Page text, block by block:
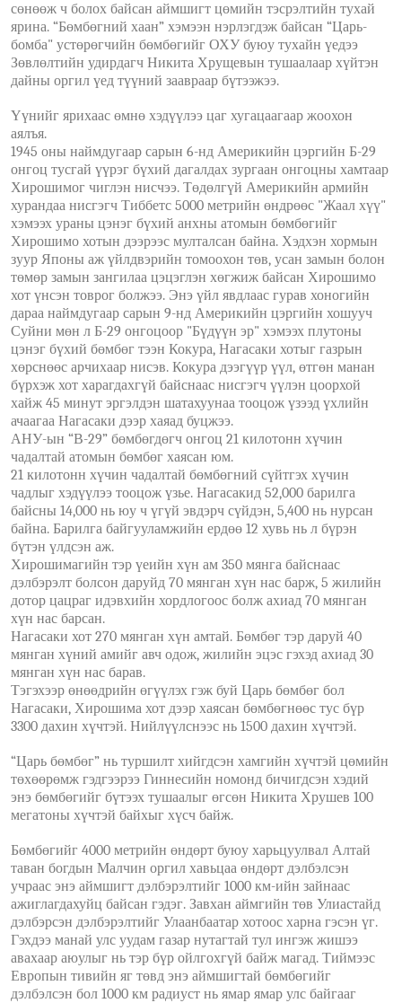
сөнөөж ч болох байсан аймшигт цөмийн тэсрэлтийн тухай
ярина. “Бөмбөгний хаан” хэмээн нэрлэгдэж байсан “Царь-
бомба" устөрөгчийн бөмбөгийг ОХУ буюу тухайн үедээ
Зөвлөлтийн удирдагч Никита Хрущевын тушаалаар хүйтэн
дайны оргил үед түүний заавраар бүтээжээ.
Үүнийг ярихаас өмнө хэдүүлээ цаг хугацаагаар жоохон
аялъя.
1945 оны наймдугаар сарын 6-нд Америкийн цэргийн Б-29
онгоц тусгай үүрэг бүхий дагалдах зургаан онгоцны хамтаар
Хирошимог чиглэн нисчээ. Төдөлгүй Америкийн армийн
хурандаа нисгэгч Тиббетс 5000 метрийн өндрөөс "Жаал хүү"
хэмээх ураны цэнэг бүхий анхны атомын бөмбөгийг
Хирошимо хотын дээрээс мулталсан байна. Хэдхэн хормын
зуур Японы аж үйлдвэрийн томоохон төв, усан замын болон
төмөр замын зангилаа цэцэглэн хөгжиж байсан Хирошимо
хот үнсэн товрог болжээ. Энэ үйл явдлаас гурав хоногийн
дараа наймдугаар сарын 9-нд Америкийн цэргийн хошууч
Суйни мөн л Б-29 онгоцоор "Бүдүүн эр" хэмээх плутоны
цэнэг бүхий бөмбөг тээн Кокура, Нагасаки хотыг газрын
хөрснөөс арчихаар нисэв. Кокура дээгүүр үүл, өтгөн манан
бүрхэж хот харагдахгүй байснаас нисгэгч үүлэн цоорхой
хайж 45 минут эргэлдэн шатахуунаа тооцож үзээд үхлийн
ачаагаа Нагасаки дээр хаяад буцжээ.
АНУ-ын “В-29” бөмбөгдөгч онгоц 21 килотонн хүчин
чадалтай атомын бөмбөг хаясан юм.
21 килотонн хүчин чадалтай бөмбөгний сүйтгэх хүчин
чадлыг хэдүүлээ тооцож үзье. Нагасакид 52,000 барилга
байсны 14,000 нь юу ч үгүй эвдэрч сүйдэн, 5,400 нь нурсан
байна. Барилга байгууламжийн ердөө 12 хувь нь л бүрэн
бүтэн үлдсэн аж.
Хирошимагийн тэр үеийн хүн ам 350 мянга байснаас
дэлбэрэлт болсон даруйд 70 мянган хүн нас барж, 5 жилийн
дотор цацраг идэвхийн хордлогоос болж ахиад 70 мянган
хүн нас барсан.
Нагасаки хот 270 мянган хүн амтай. Бөмбөг тэр даруй 40
мянган хүний амийг авч одож, жилийн эцэс гэхэд ахиад 30
мянган хүн нас барав.
Тэгэхээр өнөөдрийн өгүүлэх гэж буй Царь бөмбөг бол
Нагасаки, Хирошима хот дээр хаясан бөмбөгнөөс тус бүр
3300 дахин хүчтэй. Нийлүүлснээс нь 1500 дахин хүчтэй.
“Царь бөмбөг” нь туршилт хийгдсэн хамгийн хүчтэй цөмийн
төхөөрөмж гэдгээрээ Гиннесийн номонд бичигдсэн хэдий
энэ бөмбөгийг бүтээх тушаалыг өгсөн Никита Хрушев 100
мегатоны хүчтэй байхыг хүсч байж.
Бөмбөгийг 4000 метрийн өндөрт буюу харьцуулвал Алтай
таван богдын Малчин оргил хавьцаа өндөрт дэлбэлсэн
учраас энэ аймшигт дэлбэрэлтийг 1000 км-ийн зайнаас
ажиглагдахуйц байсан гэдэг. Завхан аймгийн төв Улиастайд
дэлбэрсэн дэлбэрэлтийг Улаанбаатар хотоос харна гэсэн үг.
Гэхдээ манай улс уудам газар нутагтай тул ингэж жишээ
авахаар аюулыг нь тэр бүр ойлгохгүй байж магад. Тиймээс
Европын тивийн яг төвд энэ аймшигтай бөмбөгийг
дэлбэлсэн бол 1000 км радиуст нь ямар ямар улс байгааг